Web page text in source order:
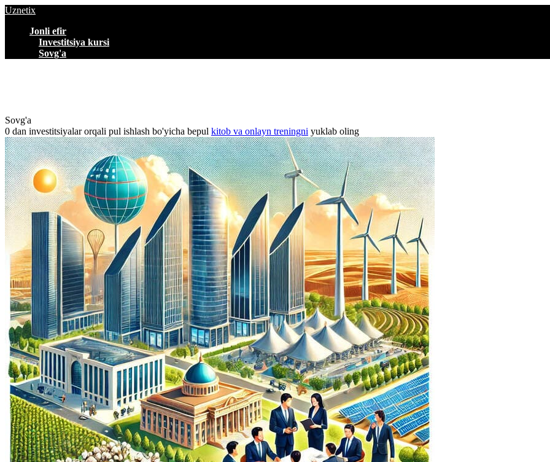
Uznetix
Jonli efir
Investitsiya kursi
Sovg'a
Sovg'a
0 dan investitsiyalar orqali pul ishlash bo'yicha bepul kitob va onlayn treningni yuklab oling